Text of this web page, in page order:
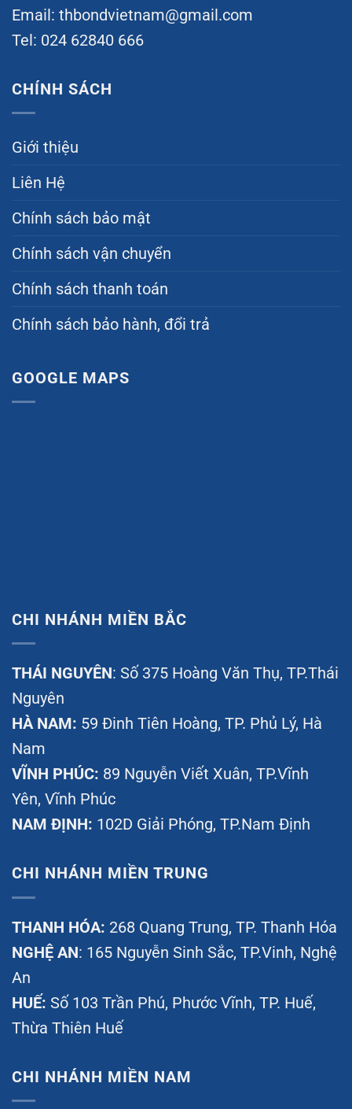
Email: thbondvietnam@gmail.com
Tel: 024 62840 666
CHÍNH SÁCH
Giới thiệu
Liên Hệ
Chính sách bảo mật
Chính sách vận chuyển
Chính sách thanh toán
Chính sách bảo hành, đổi trả
GOOGLE MAPS
CHI NHÁNH MIỀN BẮC
THÁI NGUYÊN: Số 375 Hoàng Văn Thụ, TP.Thái
Nguyên
HÀ NAM: 59 Đinh Tiên Hoàng, TP. Phủ Lý, Hà
Nam
VĨNH PHÚC: 89 Nguyễn Viết Xuân, TP.Vĩnh
Yên, Vĩnh Phúc
NAM ĐỊNH: 102D Giải Phóng, TP.Nam Định
CHI NHÁNH MIỀN TRUNG
THANH HÓA: 268 Quang Trung, TP. Thanh Hóa
NGHỆ AN: 165 Nguyễn Sinh Sắc, TP.Vinh, Nghệ
An
HUẾ: Số 103 Trần Phú, Phước Vĩnh, TP. Huế,
Thừa Thiên Huế
CHI NHÁNH MIỀN NAM